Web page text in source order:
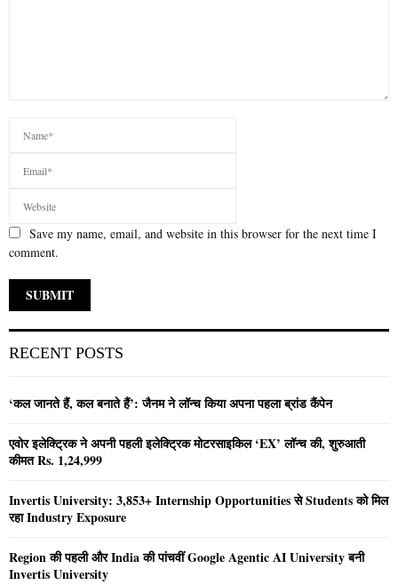
Save my name, email, and website in this browser for the next time I
comment.
RECENT POSTS
‘कल जानते हैं, कल बनाते हैं’: जैनम ने लॉन्च किया अपना पहला ब्रांड कैंपेन
एवोर इलेक्ट्रिक ने अपनी पहली इलेक्ट्रिक मोटरसाइकिल ‘EX’ लॉन्च की, शुरुआती
कीमत Rs. 1,24,999
Invertis University: 3,853+ Internship Opportunities से Students को मिल
रहा Industry Exposure
Region की पहली और India की पांचवीं Google Agentic AI University बनी
Invertis University